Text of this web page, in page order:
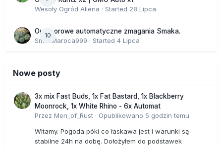
Wesoły Ogród Aliena · Started 28 Lipca
10
Outdoorowe automatyczne zmagania Smaka.
SmakMaroca999 · Started 4 Lipca
Nowe posty
3x mix Fast Buds, 1x Fat Bastard, 1x Blackberry
Moonrock, 1x White Rhino - 6x Automat
Przez Men_of_Rust · Opublikowano 5 godzin temu
Witamy. Pogoda póki co łaskawa jest i warunki są
stabilne 24h na dobę. Dołożyłem do podstawek